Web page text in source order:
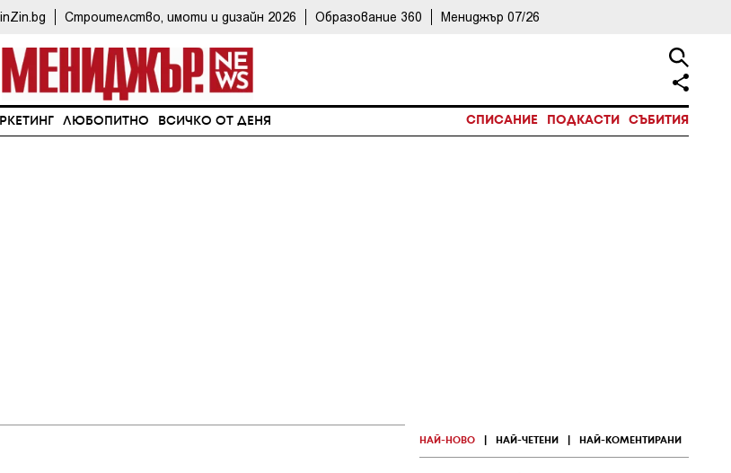
Строителство, имоти и дизайн 2026 Образование 360 Мениджър 07/26
ЛЮБОПИТНО ВСИЧКО ОТ ДЕНЯ СПИСАНИЕ ПОДКАСТИ СЪБИТИЯ
НАЙ-НОВО НАЙ-ЧЕТЕНИ НАЙ-КОМЕНТИРАНИ